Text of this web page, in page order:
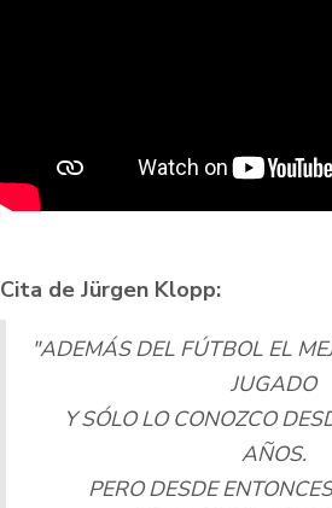
Cita de Jürgen Klopp:
"ADEMÁS DEL FÚTBOL EL
JUGADO
Y SÓLO LO CONOZCO
AÑOS.
PERO DESDE